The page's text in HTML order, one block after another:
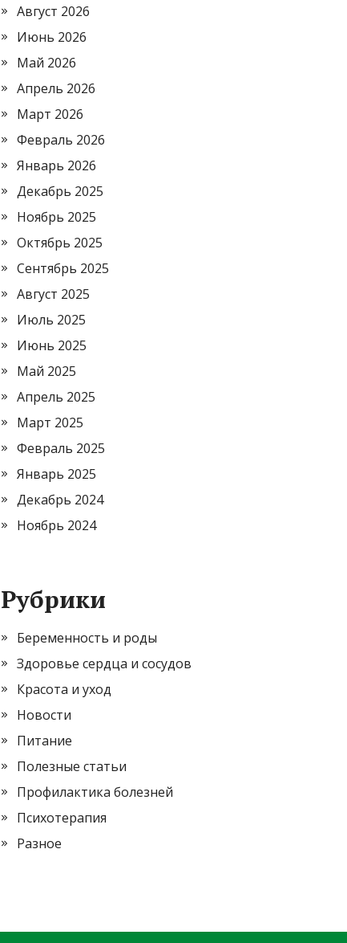
Август 2026
Июнь 2026
Май 2026
Апрель 2026
Март 2026
Февраль 2026
Январь 2026
Декабрь 2025
Ноябрь 2025
Октябрь 2025
Сентябрь 2025
Август 2025
Июль 2025
Июнь 2025
Май 2025
Апрель 2025
Март 2025
Февраль 2025
Январь 2025
Декабрь 2024
Ноябрь 2024
Рубрики
Беременность и роды
Здоровье сердца и сосудов
Красота и уход
Новости
Питание
Полезные статьи
Профилактика болезней
Психотерапия
Разное